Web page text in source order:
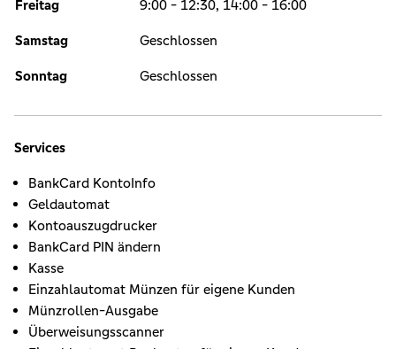
Freitag 9:00 - 12:30, 14:00 - 16:00
Samstag Geschlossen
Sonntag Geschlossen
Services
BankCard KontoInfo
Geldautomat
Kontoauszugdrucker
BankCard PIN ändern
Kasse
Einzahlautomat Münzen für eigene Kunden
Münzrollen-Ausgabe
Überweisungsscanner